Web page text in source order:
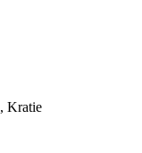
, Kratie